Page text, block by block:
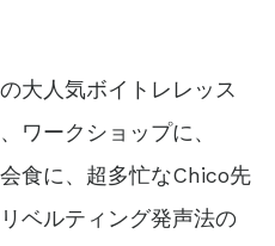
大人気ボイトレレッス
ワークショップに、
食に、超多忙なChico先
ベルティング発声法の